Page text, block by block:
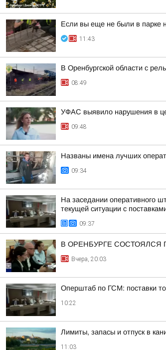
Если вы еще не были в парке
11:43
В Оренбургской области с
08:49
УФАС выявило нарушения в
09:48
Названы имена лучших
09:34
На заседании оперативного
текущей ситуации с
09:37
В ОРЕНБУРГЕ СОСТОЯЛСЯ
Вчера, 20:03
Оперштаб по ГСМ: поставки
10:22
Лимиты, запасы и отпуск в
11:03